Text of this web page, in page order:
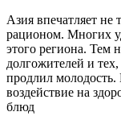
Азия впечатляет не
рационом. Многих
этого региона. Тем
долгожителей и
продлил
воздействие на
блюд